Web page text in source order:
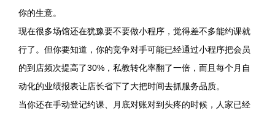
你的生意。
现在很多场馆还在犹豫要不要做小程序，觉得差不多能约课就
行了。但你要知道，你的竞争对手可能已经通过小程序把会员
的到店频次提高了30%，私教转化率翻了一倍，而且每个月自
动化的业绩报表让店长省下了大把时间去抓服务品质。
当你还在手动登记约课、月底对账对到头疼的时候，人家已经